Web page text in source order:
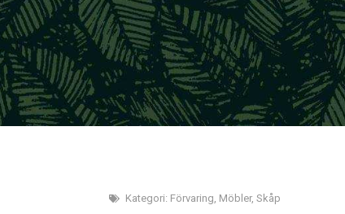
Kategori: Förvaring, Möbler,Skåp